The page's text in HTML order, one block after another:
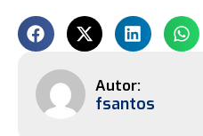
fsantos